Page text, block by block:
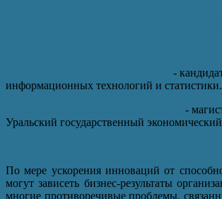
-
информационных технологий и
-
Уральский государственный
По мере ускорения инноваций от
могут зависеть бизнес-результаты
многие противоречивые проблемы,